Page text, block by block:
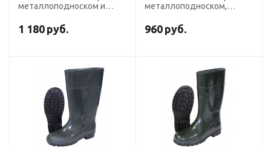
металлоподноском и
1 180 руб.
металлоподноском,
960 руб.